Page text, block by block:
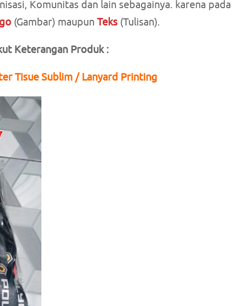
Komunitas dan lain sebagainya. karena pada
(Gambar) maupun Teks (Tulisan).
Keterangan Produk :
Tisue Sublim / Lanyard Printing